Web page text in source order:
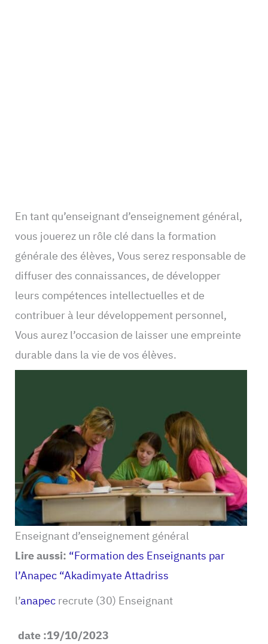
En tant qu’enseignant d’enseignement général,
vous jouerez un rôle clé dans la formation
générale des élèves, Vous serez responsable de
diffuser des connaissances, de développer
leurs compétences intellectuelles et de
contribuer à leur développement personnel,
Vous aurez l’occasion de laisser une empreinte
durable dans la vie de vos élèves.
Enseignant d’enseignement général
Lire aussi: “Formation des Enseignants par
l’Anapec “Akadimyate Attadriss
l’anapecrecrute (30) Enseignant
date :19/10/2023